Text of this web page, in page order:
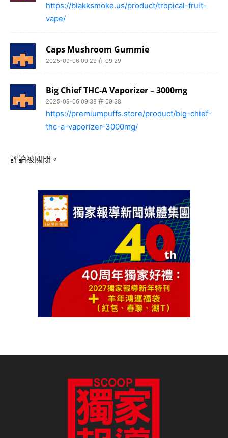
https://blakksmoke.us/product/tropical-fruit-
vape/
Caps Mushroom Gummie
2025-09-06 09:29 在 09:29
Big Chief THC-A Vaporizer – 3000mg
2025-09-06 09:38 在 09:38
https://premiumpuffs.store/product/big-chief-
thc-a-vaporizer-3000mg/
評論被關閉。